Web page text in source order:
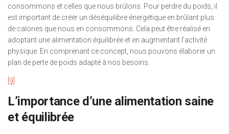
consommons et celles que nous brûlons. Pour perdre du poids, il
est important de créer un déséquilibre énergétique en brûlant plus
de calories que nous en consommons. Cela peut être réalisé en
adoptant une alimentation équilibrée et en augmentant l’activité
physique. En comprenant ce concept, nous pouvons élaborer un
plan de perte de poids adapté à nos besoins.
[9]
L’importance d’une alimentation saine
et équilibrée